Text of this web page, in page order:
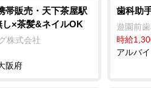
帯販売・天下茶屋駅
×茶髪&ネイルOK
株式会社
阪府
歯科助
遊園前
時給
アルバ